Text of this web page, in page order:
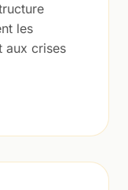
les
aux crises